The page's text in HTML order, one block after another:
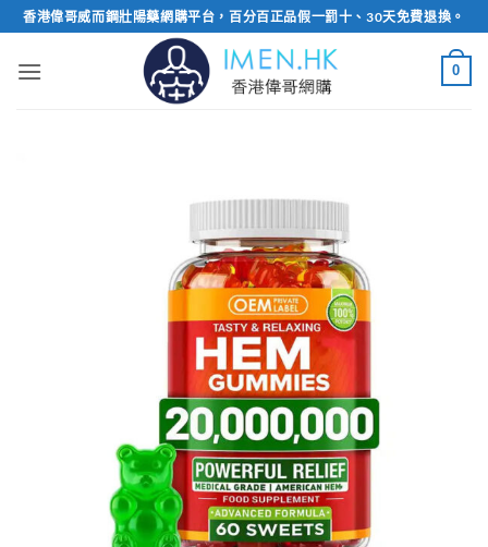
Skip
to
content
香港偉哥威而鋼壯陽藥網購平台，百分百正品假一罰十、30天免費退換。
0